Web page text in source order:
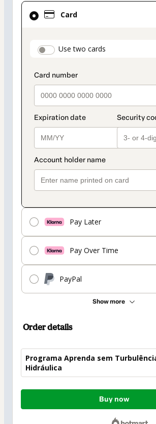
Card
Use two cards
Pay Later
Pay Over Time
PayPal
Show more
Card
selected
method
Order details
Programa Aprenda sem
Hidráulica
Total
$144.00
Buy now